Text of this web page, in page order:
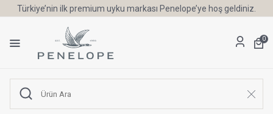
Türkiye’nin ilk premium uyku markası Penelope’ye hoş geldiniz.
0